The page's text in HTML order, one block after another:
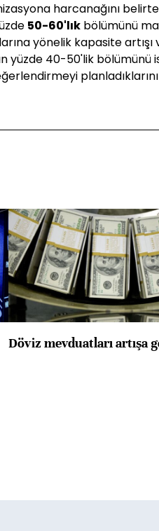
harcanağını
50-60'lık bölümünü
yönelik kapasite artışı
yüzde 40-50'lik bölümünü
Döviz mevduatları artışa